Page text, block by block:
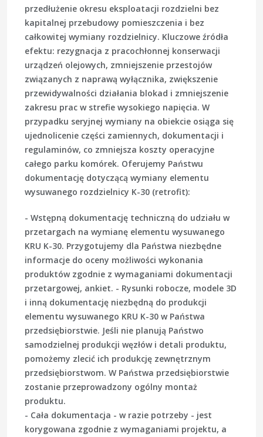
przedłużenie okresu eksploatacji rozdzielni bez
kapitalnej przebudowy pomieszczenia i bez
całkowitej wymiany rozdzielnicy. Kluczowe źródła
efektu: rezygnacja z pracochłonnej konserwacji
urządzeń olejowych, zmniejszenie przestojów
związanych z naprawą wyłącznika, zwiększenie
przewidywalności działania blokad i zmniejszenie
zakresu prac w strefie wysokiego napięcia. W
przypadku seryjnej wymiany na obiekcie osiąga się
ujednolicenie części zamiennych, dokumentacji i
regulaminów, co zmniejsza koszty operacyjne
całego parku komórek. Oferujemy Państwu
dokumentację dotyczącą wymiany elementu
wysuwanego rozdzielnicy K-30 (retrofit):
- Wstępną dokumentację techniczną do udziału w
przetargach na wymianę elementu wysuwanego
KRU K-30. Przygotujemy dla Państwa niezbędne
informacje do oceny możliwości wykonania
produktów zgodnie z wymaganiami dokumentacji
przetargowej, ankiet. - Rysunki robocze, modele 3D
i inną dokumentację niezbędną do produkcji
elementu wysuwanego KRU K-30 w Państwa
przedsiębiorstwie. Jeśli nie planują Państwo
samodzielnej produkcji węzłów i detali produktu,
pomożemy zlecić ich produkcję zewnętrznym
przedsiębiorstwom. W Państwa przedsiębiorstwie
zostanie przeprowadzony ogólny montaż
produktu.
- Cała dokumentacja - w razie potrzeby - jest
korygowana zgodnie z wymaganiami projektu, a